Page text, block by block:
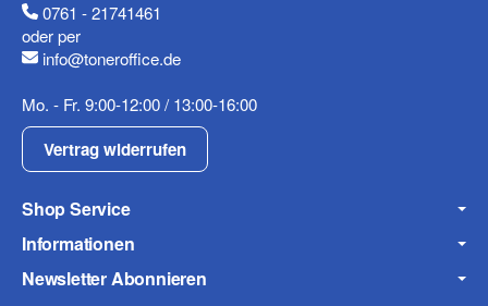
0761 - 21741461
oder per
info@toneroffice.de
Mo. - Fr. 9:00-12:00 / 13:00-16:00
Vertrag widerrufen
Shop Service
Informationen
Newsletter Abonnieren